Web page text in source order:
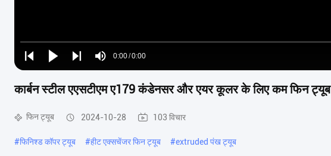
Play
Play
Play
Mute
Time
0:00/0:00
Loaded:
0%
कार्बन स्टील एएसटीएम ए179 कंडेनसर और एयर कूलर के लिए कम फिन ट्यूब
फिन ट्यूब 2024-10-28 103 विचार
#फिनिश्ड कॉपर ट्यूब #हीट एक्सचेंजर फिन ट्यूब #extruded पंख ट्यूब